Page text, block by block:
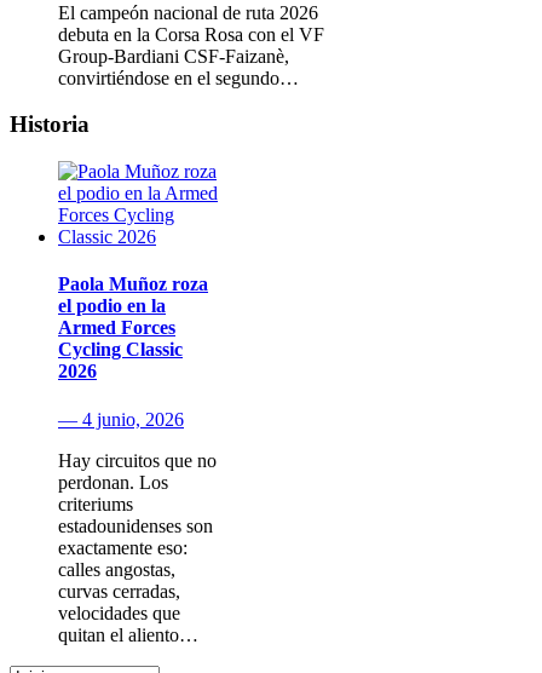
El campeón nacional de ruta 2026
debuta en la Corsa Rosa con el VF
Group-Bardiani CSF-Faizanè,
convirtiéndose en el segundo…
Historia
Paola Muñoz roza
el podio en la
Armed Forces
Cycling Classic
2026
— 4 junio, 2026
Hay circuitos que no
perdonan. Los
criteriums
estadounidenses son
exactamente eso:
calles angostas,
curvas cerradas,
velocidades que
quitan el aliento…